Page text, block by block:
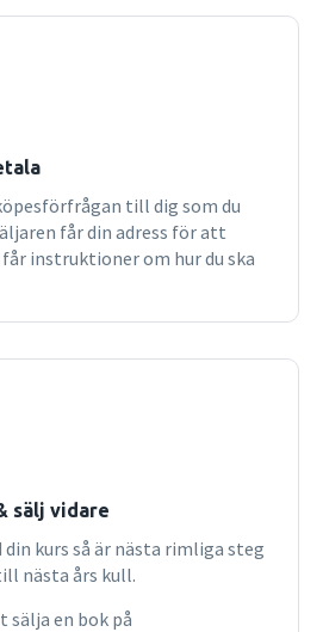
vad gäller samtida
distinktionen mellan
forskning, olika typer av
och bearbetning av
till dig som du
får din adress för att
får instruktioner om hur du ska
sälj vidare
din kurs så är nästa rimliga steg
nästa års kull.
en bok på